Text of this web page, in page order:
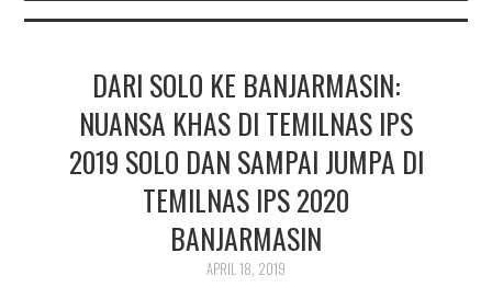
DARI SOLO KE BANJARMASIN:
NUANSA KHAS DI TEMILNAS IPS
2019 SOLO DAN SAMPAI JUMPA DI
TEMILNAS IPS 2020
BANJARMASIN
APRIL 18, 2019